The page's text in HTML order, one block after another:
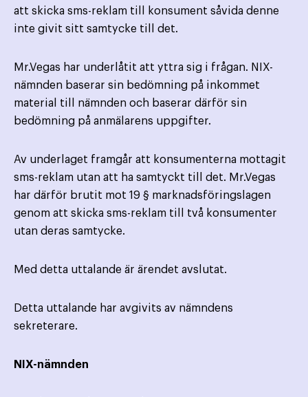
att skicka sms-reklam till konsument såvida denne
inte givit sitt samtycke till det.
Mr.Vegas har underlåtit att yttra sig i frågan. NIX-
nämnden baserar sin bedömning på inkommet
material till nämnden och baserar därför sin
bedömning på anmälarens uppgifter.
Av underlaget framgår att konsumenterna mottagit
sms-reklam utan att ha samtyckt till det. Mr.Vegas
har därför brutit mot 19 § marknadsföringslagen
genom att skicka sms-reklam till två konsumenter
utan deras samtycke.
Med detta uttalande är ärendet avslutat.
Detta uttalande har avgivits av nämndens
sekreterare.
NIX-nämnden